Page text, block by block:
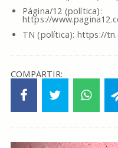
Página/12 (política):
https://
TN (política): https://
COMPARTIR: